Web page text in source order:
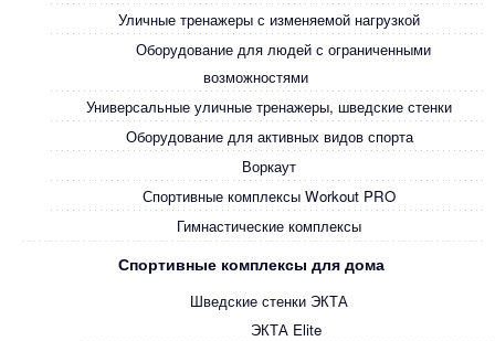
Уличные тренажеры с изменяемой нагрузкой
Оборудование для людей с ограниченными
возможностями
Универсальные уличные тренажеры, шведские стенки
Оборудование для активных видов спорта
Воркаут
Спортивные комплексы Workout PRO
Гимнастические комплексы
Спортивные комплексы для дома
Шведские стенки ЭКТА
ЭКТА Elite